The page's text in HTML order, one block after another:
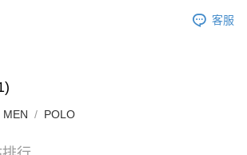
客服
MEN POLO